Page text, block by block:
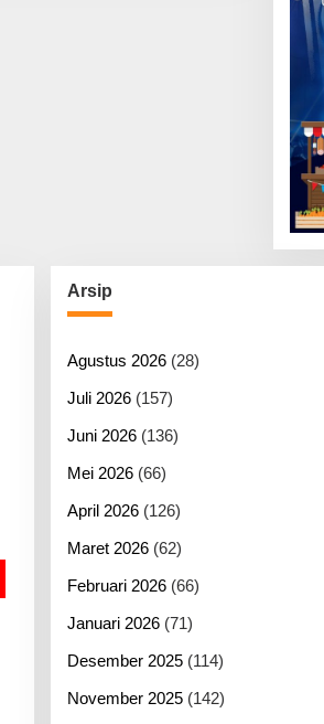
Arsip
Agustus 2026(28)
Juli 2026(157)
Juni 2026(136)
Mei 2026(66)
April 2026(126)
Maret 2026(62)
Februari 2026(66)
Januari 2026(71)
Desember 2025(114)
November 2025(142)